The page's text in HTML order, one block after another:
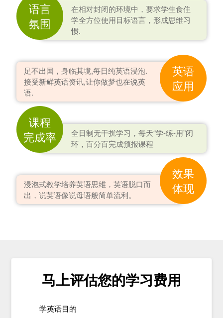
语言
氛围
在相对封闭的环境中，要求学生食住
学全方位使用目标语言，形成思维习
惯.
英语
应用
足不出国，身临其境,每日纯英语浸泡.
接受新鲜英语资讯,让你做梦也在说英
语.
课程
完成率
全日制无干扰学习，每天“学-练-用”闭
环，百分百完成预报课程
效果
体现
浸泡式教学培养英语思维，英语脱口而
出，说英语像说母语般简单流利。
马上评估您的学习费用
学英语目的